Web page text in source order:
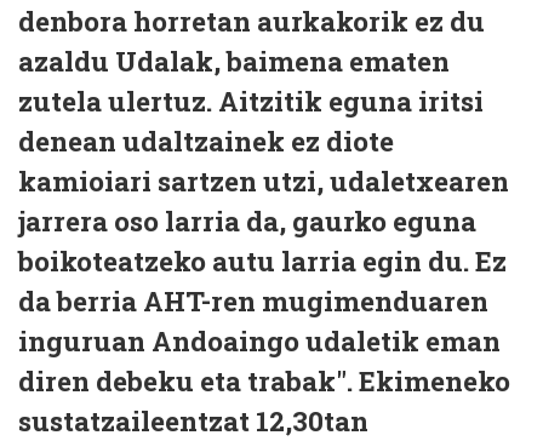
denbora horretan aurkakorik ez du
azaldu Udalak, baimena ematen
zutela ulertuz. Aitzitik eguna iritsi
denean udaltzainek ez diote
kamioiari sartzen utzi, udaletxearen
jarrera oso larria da, gaurko eguna
boikoteatzeko autu larria egin du. Ez
da berria AHT-ren mugimenduaren
inguruan Andoaingo udaletik eman
diren debeku eta trabak". Ekimeneko
sustatzaileentzat 12,30tan